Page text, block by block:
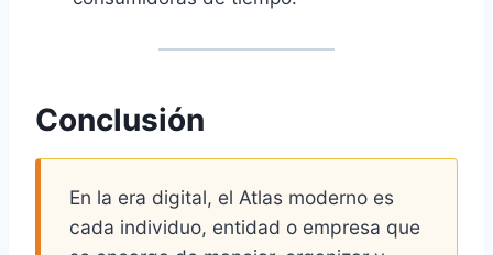
Conclusión
En la era digital, el Atlas moderno es
cada individuo, entidad o empresa que